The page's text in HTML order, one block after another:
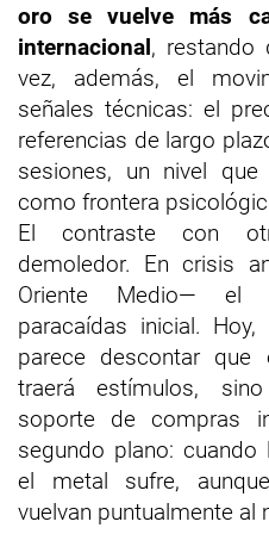
oro se vuelve más
internacional, restando
vez, además, el
señales técnicas: el
referencias de largo
sesiones, un nivel
como frontera
El contraste con
demoledor. En crisis
Oriente Medio— el
paracaídas inicial.
parece descontar
traerá estímulos,
soporte de compras
segundo plano: cuando
el metal sufre,
vuelvan puntualmente al